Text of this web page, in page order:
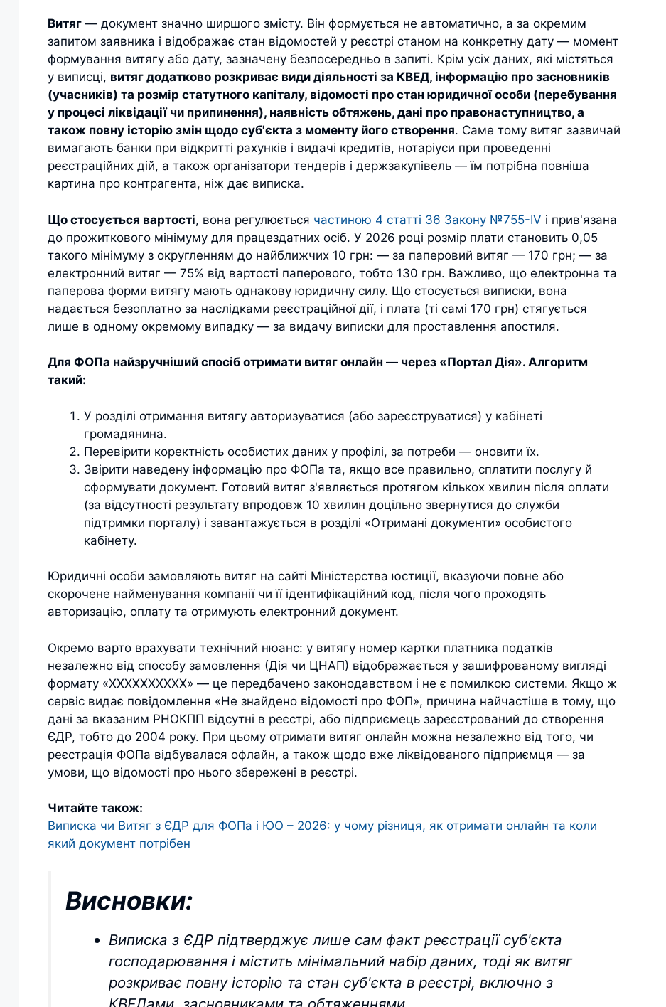
Витяг — документ значно ширшого змісту. Він формується не автоматично, а за окремим
запитом заявника і відображає стан відомостей у реєстрі станом на конкретну дату — момент
формування витягу або дату, зазначену безпосередньо в запиті. Крім усіх даних, які містяться
у виписці, витяг додатково розкриває види діяльності за КВЕД, інформацію про засновників
(учасників) та розмір статутного капіталу, відомості про стан юридичної особи (перебування
у процесі ліквідації чи припинення), наявність обтяжень, дані про правонаступництво, а
також повну історію змін щодо суб'єкта з моменту його створення. Саме тому витяг зазвичай
вимагають банки при відкритті рахунків і видачі кредитів, нотаріуси при проведенні
реєстраційних дій, а також організатори тендерів і держзакупівель — їм потрібна повніша
картина про контрагента, ніж дає виписка.
Що стосується вартості, вона регулюється частиною 4 статті 36 Закону №755-IV і прив'язана
до прожиткового мінімуму для працездатних осіб. У 2026 році розмір плати становить 0,05
такого мінімуму з округленням до найближчих 10 грн: — за паперовий витяг — 170 грн; — за
електронний витяг — 75% від вартості паперового, тобто 130 грн. Важливо, що електронна та
паперова форми витягу мають однакову юридичну силу. Що стосується виписки, вона
надається безоплатно за наслідками реєстраційної дії, і плата (ті самі 170 грн) стягується
лише в одному окремому випадку — за видачу виписки для проставлення апостиля.
Для ФОПа найзручніший спосіб отримати витяг онлайн — через «Портал Дія». Алгоритм
такий:
У розділі отримання витягу авторизуватися (або зареєструватися) у кабінеті
громадянина.
Перевірити коректність особистих даних у профілі, за потреби — оновити їх.
Звірити наведену інформацію про ФОПа та, якщо все правильно, сплатити послугу й
сформувати документ. Готовий витяг з'являється протягом кількох хвилин після оплати
(за відсутності результату впродовж 10 хвилин доцільно звернутися до служби
підтримки порталу) і завантажується в розділі «Отримані документи» особистого
кабінету.
Юридичні особи замовляють витяг на сайті Міністерства юстиції, вказуючи повне або
скорочене найменування компанії чи її ідентифікаційний код, після чого проходять
авторизацію, оплату та отримують електронний документ.
Окремо варто врахувати технічний нюанс: у витягу номер картки платника податків
незалежно від способу замовлення (Дія чи ЦНАП) відображається у зашифрованому вигляді
формату «ХХХХХХХХХХ» — це передбачено законодавством і не є помилкою системи. Якщо ж
сервіс видає повідомлення «Не знайдено відомості про ФОП», причина найчастіше в тому, що
дані за вказаним РНОКПП відсутні в реєстрі, або підприємець зареєстрований до створення
ЄДР, тобто до 2004 року. При цьому отримати витяг онлайн можна незалежно від того, чи
реєстрація ФОПа відбувалася офлайн, а також щодо вже ліквідованого підприємця — за
умови, що відомості про нього збережені в реєстрі.
Читайте також:
Виписка чи Витяг з ЄДР для ФОПа і ЮО – 2026: у чому різниця, як отримати онлайн та коли
який документ потрібен
Висновки:
Виписка з ЄДР підтверджує лише сам факт реєстрації суб'єкта
господарювання і містить мінімальний набір даних, тоді як витяг
розкриває повну історію та стан суб'єкта в реєстрі, включно з